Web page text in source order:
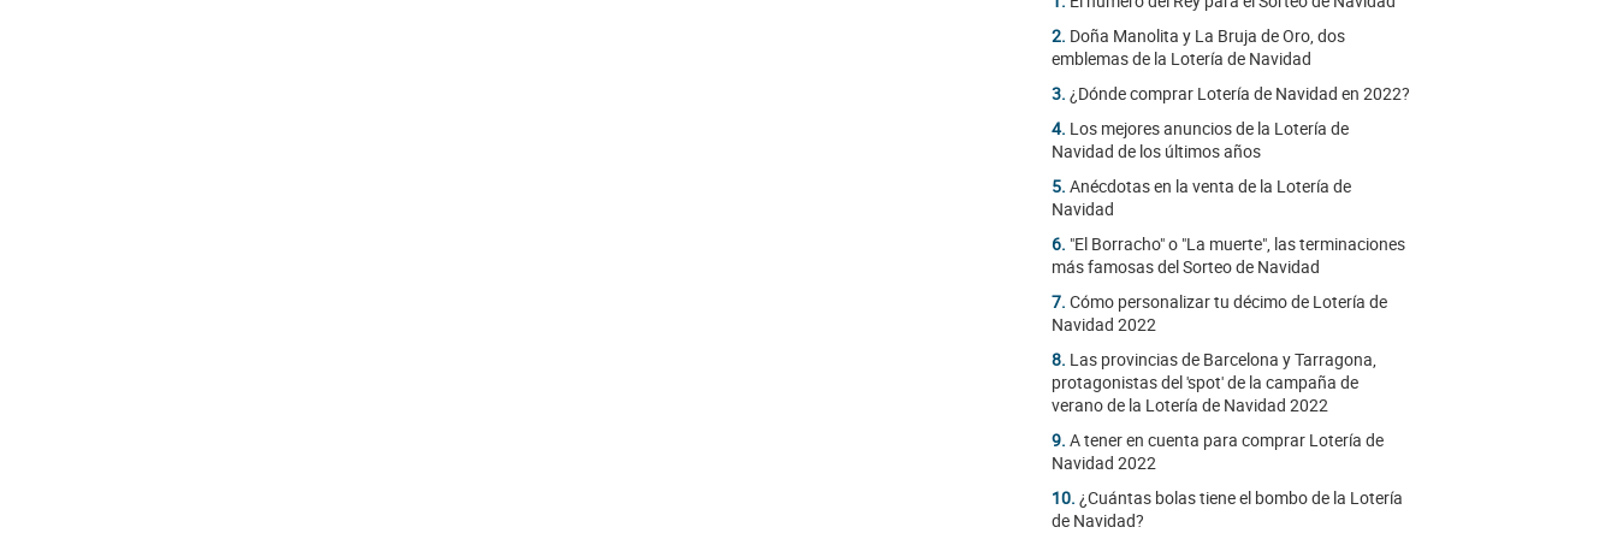
2. Doña Manolita y La Bruja de Oro, dos
emblemas de la Lotería de Navidad
3. ¿Dónde comprar Lotería de Navidad en 2022?
4. Los mejores anuncios de la Lotería de
Navidad de los últimos años
5. Anécdotas en la venta de la Lotería de
Navidad
6. "El Borracho" o "La muerte", las terminaciones
más famosas del Sorteo de Navidad
7. Cómo personalizar tu décimo de Lotería de
Navidad 2022
8. Las provincias de Barcelona y Tarragona,
protagonistas del 'spot' de la campaña de
verano de la Lotería de Navidad 2022
9. A tener en cuenta para comprar Lotería de
Navidad 2022
10. ¿Cuántas bolas tiene el bombo de la Lotería
de Navidad?